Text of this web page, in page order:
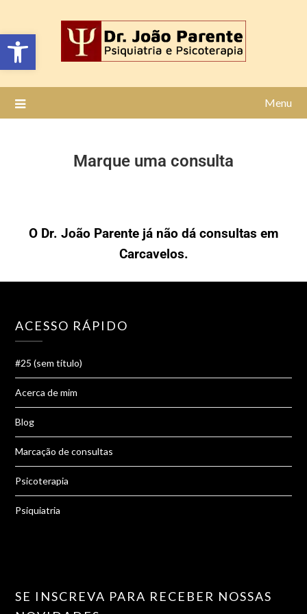
Open toolbar
Menu
Marque uma consulta
O Dr. João Parente já não dá consultas em
Carcavelos.
ACESSO RÁPIDO
#25 (sem título)
Acerca de mim
Blog
Marcação de consultas
Psicoterapia
Psiquiatria
SE INSCREVA PARA RECEBER NOSSAS